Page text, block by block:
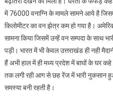
में 76000 वनाग्नि के मामले सामने आये है
किलोमीटर का वन झेत्र कम हो गया है।
सामना किया जिसमें उन्हें वन सम्पदा के साथ
पड़ी। भारत में भी केवल उत्तराखंड ही नही
हैं अभी हाल में ही मध्य प्रदेश में बाघों के घर कहे
तक लगी रही आग से छह रेंज में भारी नुकसान
समस्या बनी रहती है।